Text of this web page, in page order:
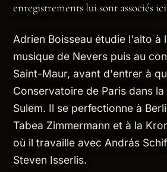
enregistrements lui sont associés
Adrien Boisseau étudie l'alto à
musique de Nevers puis au
Saint-Maur, avant d'entrer à
Conservatoire de Paris dans
Sulem. Il se perfectionne à
Tabea Zimmermann et à la
où il travaille avec András
Steven Isserlis.